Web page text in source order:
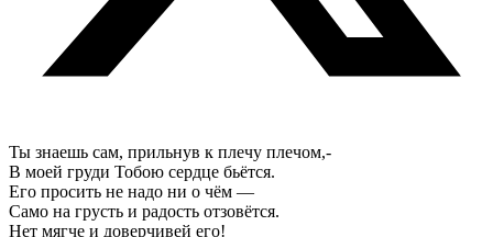
Ты знаешь сам, прильнув к плечу плечом,-
В моей груди Тобою сердце бьётся.
Его просить не надо ни о чём —
Само на грусть и радость отзовётся.
Нет мягче и доверчивей его!